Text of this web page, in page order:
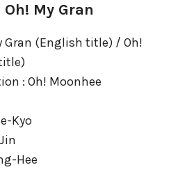
My Gran
Gran (English title) / Oh!
: Oh! Moonhee
Kyo
Hee